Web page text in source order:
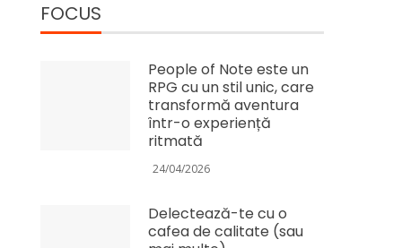
FOCUS
People of Note este un
RPG cu un stil unic, care
transformă aventura
într-o experiență
ritmată
24/04/2026
Delectează-te cu o
cafea de calitate (sau